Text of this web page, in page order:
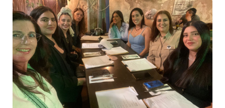
נשות השוטרים שאיבדו את היקר מכל. צילום:
פרטי